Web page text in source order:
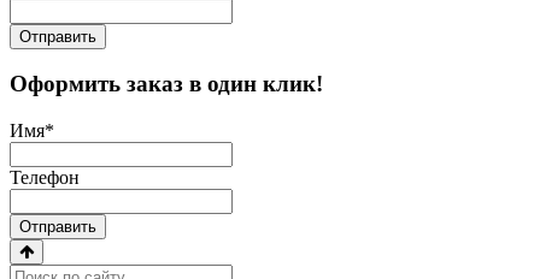
Отправить
Оформить заказ в один клик!
Имя*
Телефон
Отправить